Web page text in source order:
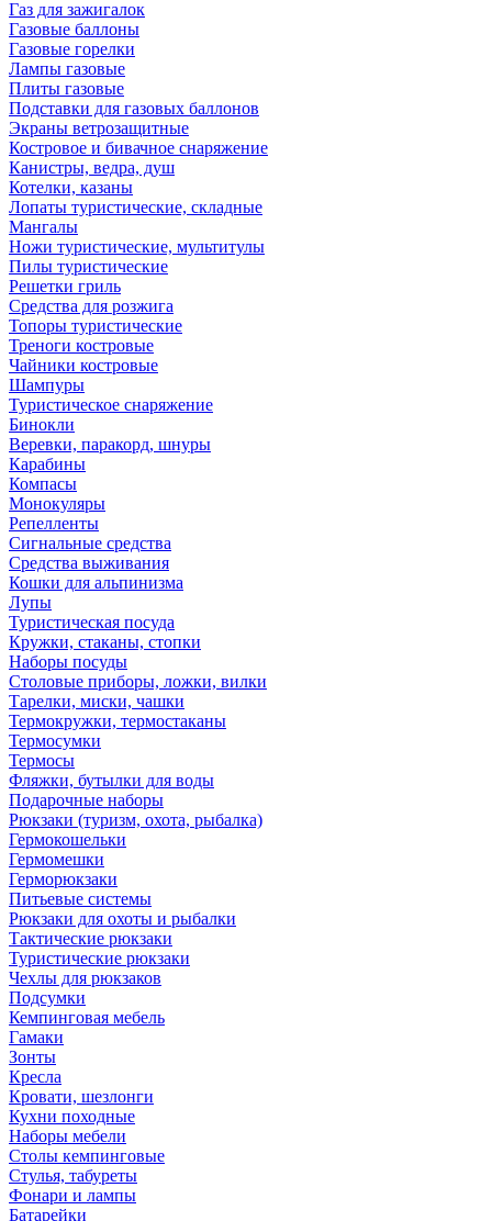
Газ для зажигалок
Газовые баллоны
Газовые горелки
Лампы газовые
Плиты газовые
Подставки для газовых баллонов
Экраны ветрозащитные
Костровое и бивачное снаряжение
Канистры, ведра, душ
Котелки, казаны
Лопаты туристические, складные
Мангалы
Ножи туристические, мультитулы
Пилы туристические
Решетки гриль
Средства для розжига
Топоры туристические
Треноги костровые
Чайники костровые
Шампуры
Туристическое снаряжение
Бинокли
Веревки, паракорд, шнуры
Карабины
Компасы
Монокуляры
Репелленты
Сигнальные средства
Средства выживания
Кошки для альпинизма
Лупы
Туристическая посуда
Кружки, стаканы, стопки
Наборы посуды
Столовые приборы, ложки, вилки
Тарелки, миски, чашки
Термокружки, термостаканы
Термосумки
Термосы
Фляжки, бутылки для воды
Подарочные наборы
Рюкзаки (туризм, охота, рыбалка)
Гермокошельки
Гермомешки
Герморюкзаки
Питьевые системы
Рюкзаки для охоты и рыбалки
Тактические рюкзаки
Туристические рюкзаки
Чехлы для рюкзаков
Подсумки
Кемпинговая мебель
Гамаки
Зонты
Кресла
Кровати, шезлонги
Кухни походные
Наборы мебели
Столы кемпинговые
Стулья, табуреты
Фонари и лампы
Батарейки